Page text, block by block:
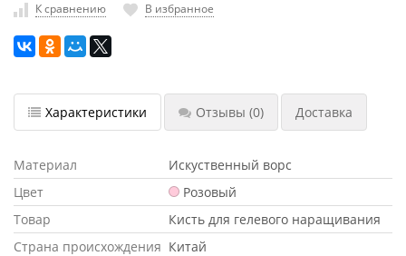
К сравнению В избранное
Характеристики Отзывы (0) Доставка
Материал
Искуственный ворс
Цвет
Розовый
Товар
Кисть для гелевого наращивания
Страна происхождения Китай